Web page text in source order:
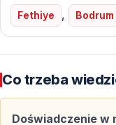
nadzór zapewniają
każdego uczestnika.
Czego
Kuşadası
Fethiye , Bodrum
Co trzeba
Doświadczenie w